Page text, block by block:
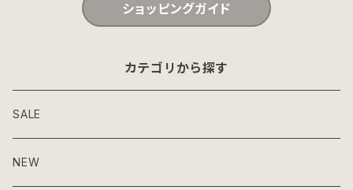
ショッピングガイド
カテゴリから探す
SALE
NEW